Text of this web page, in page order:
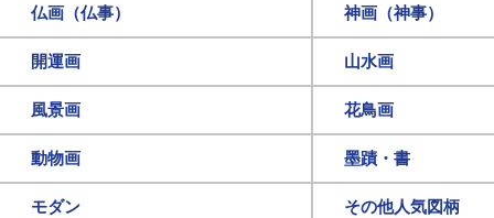
仏画（仏事） 神画（神事）
開運画 山水画
風景画 花鳥画
動物画 墨蹟・書
モダン その他人気図柄